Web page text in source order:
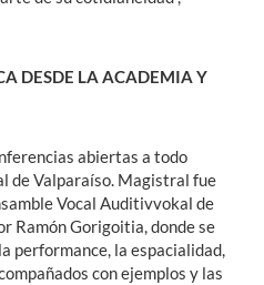
DESDE LA ACADEMIA Y
abiertas a todo
de Valparaíso. Magistral fue
Vocal Auditivvokal de
Ramón Gorigoitia, donde se
performance, la espacialidad,
con ejemplos y las